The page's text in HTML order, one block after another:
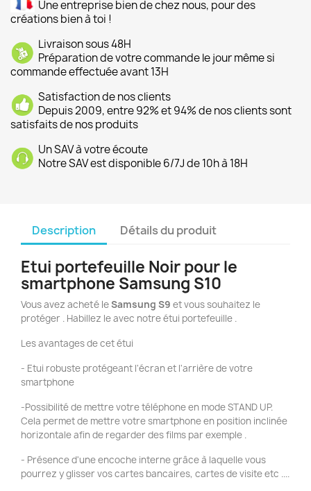
Une entreprise bien de chez nous, pour des
créations bien à toi !
Livraison sous 48H
Préparation de votre commande le jour même si
commande effectuée avant 13H
Satisfaction de nos clients
Depuis 2009, entre 92% et 94% de nos clients sont
satisfaits de nos produits
Un SAV à votre écoute
Notre SAV est disponible 6/7J de 10h à 18H
Description Détails du produit
Etui portefeuille Noir pour le
smartphone Samsung S10
Vous avez acheté leSamsung S9 et vous souhaitez le
protéger . Habillez le avec notre étui portefeuille .
Les avantages de cet étui
- Etui robuste protégeant l'écran et l'arrière de votre
smartphone
-Possibilité de mettre votre téléphone en mode STAND UP.
Cela permet de mettre votre smartphone en position inclinée
horizontale afin de regarder des films par exemple .
- Présence d'une encoche interne grâce à laquelle vous
pourrez y glisser vos cartes bancaires, cartes de visite etc ....